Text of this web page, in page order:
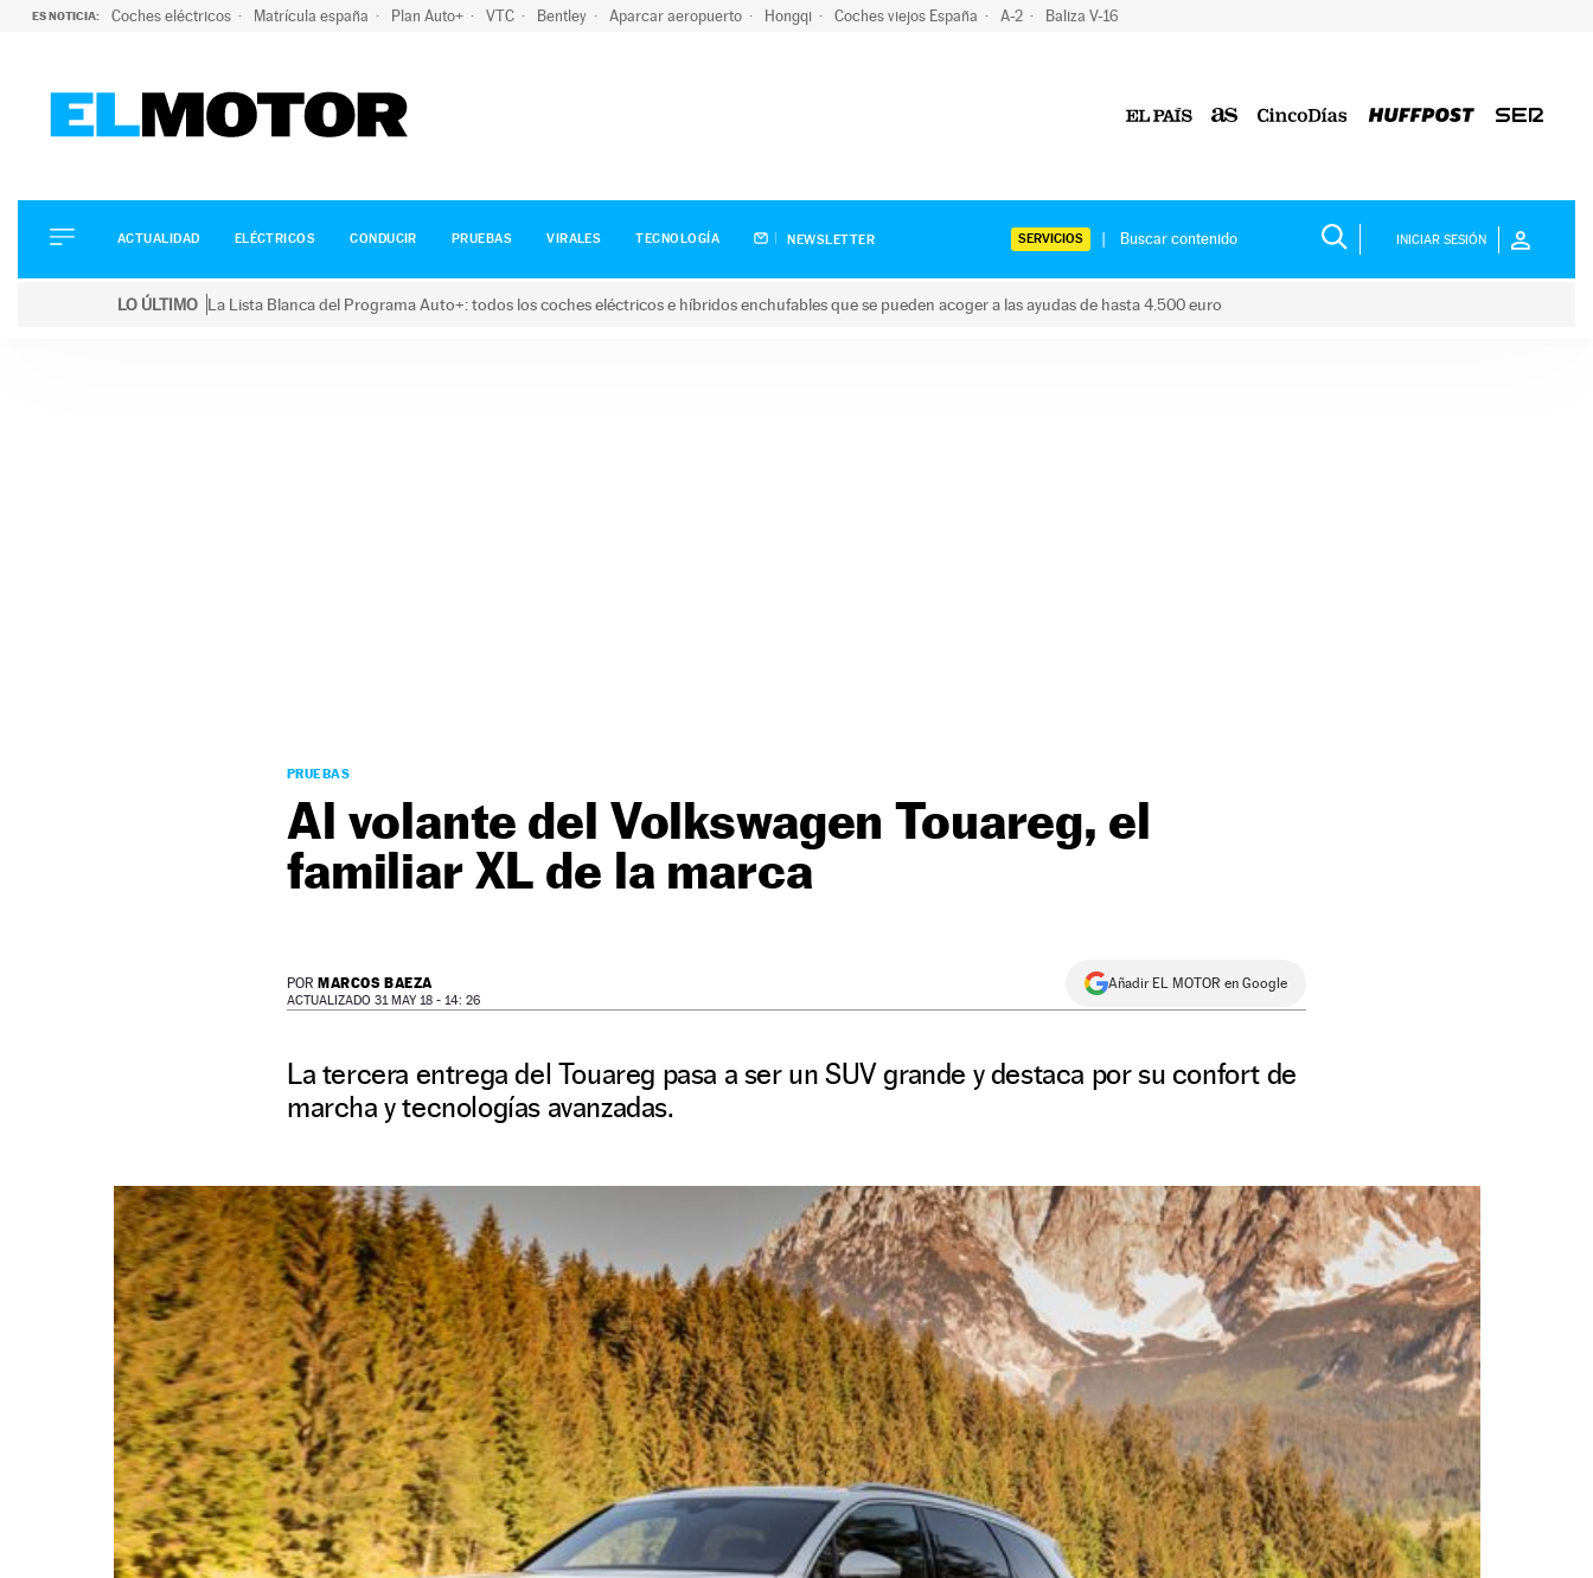
ES NOTICIA: Coches eléctricos Matrícula españa Plan Auto+ VTC Bentley Aparcar aeropuerto Hongqi Coches viejos España A-2 Baliza V-16
ELÉCTRICOS
CONDUCIR
ACTUALIDAD ELÉCTRICOS CONDUCIR PRUEBAS VIRALES TECNOLOGÍA NEWSLETTER SERVICIOS INICIAR SESIÓN
LO ÚLTIMO La Lista Blanca del Programa Auto+: todos los coches eléctricos e híbridos enchufables que se pueden acoger a las ayudas de hasta 4.500 euro
PRUEBAS
Al volante del Volkswagen Touareg, el
familiar XL de la marca
POR MARCOS BAEZA
ACTUALIZADO 31 MAY 18 - 14: 26
Añadir EL MOTOR en Google
La tercera entrega del Touareg pasa a ser un SUV grande y destaca por su confort de
marcha y tecnologías avanzadas.